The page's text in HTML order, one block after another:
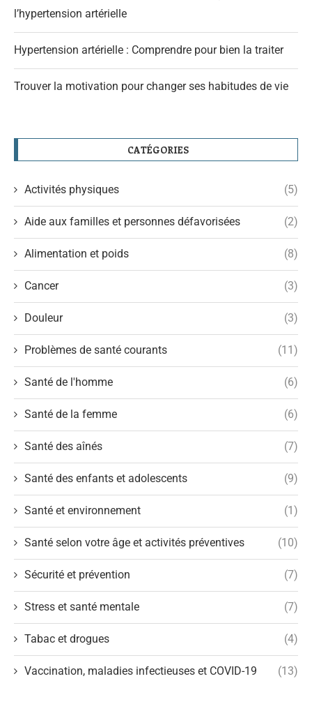
l’hypertension artérielle
Hypertension artérielle : Comprendre pour bien la traiter
Trouver la motivation pour changer ses habitudes de vie
CATÉGORIES
Activités physiques (5)
Aide aux familles et personnes défavorisées (2)
Alimentation et poids (8)
Cancer (3)
Douleur (3)
Problèmes de santé courants (11)
Santé de l'homme (6)
Santé de la femme (6)
Santé des aînés (7)
Santé des enfants et adolescents (9)
Santé et environnement (1)
Santé selon votre âge et activités préventives (10)
Sécurité et prévention (7)
Stress et santé mentale (7)
Tabac et drogues (4)
Vaccination, maladies infectieuses et COVID-19 (13)